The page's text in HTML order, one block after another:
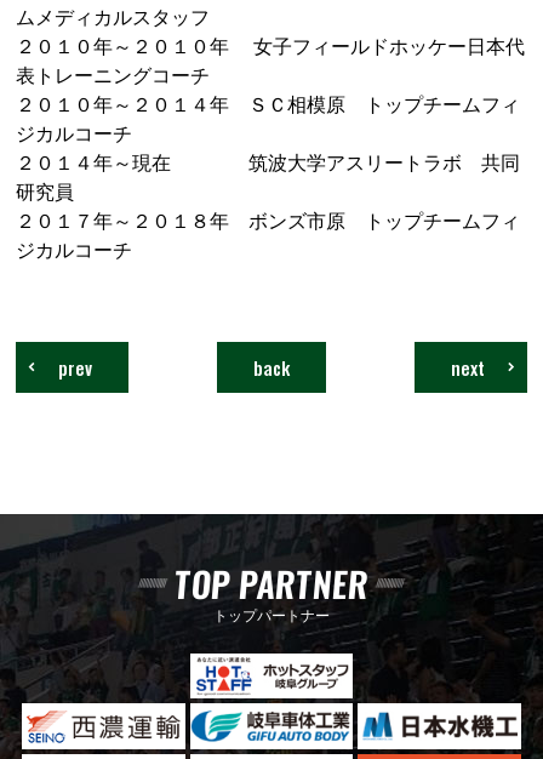
ムメディカルスタッフ
２０１０年～２０１０年 女子フィールドホッケー日本代
表トレーニングコーチ
２０１０年～２０１４年 ＳＣ相模原 トップチームフィ
ジカルコーチ
２０１４年～現在 筑波大学アスリートラボ 共同
研究員
２０１７年～２０１８年 ボンズ市原 トップチームフィ
ジカルコーチ
next
back
prev
TOP PARTNER
トップパートナー